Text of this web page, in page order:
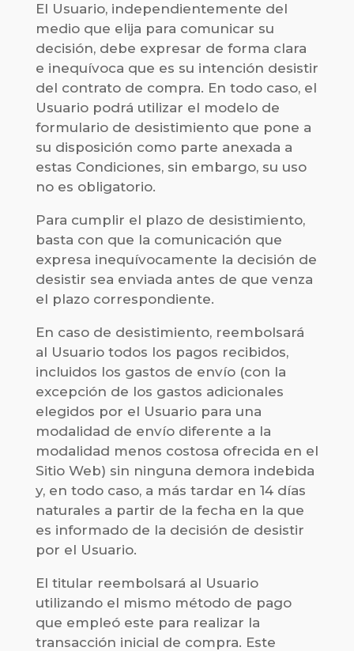
El Usuario, independientemente del
medio que elija para comunicar su
decisión, debe expresar de forma clara
e inequívoca que es su intención desistir
del contrato de compra. En todo caso, el
Usuario podrá utilizar el modelo de
formulario de desistimiento que pone a
su disposición como parte anexada a
estas Condiciones, sin embargo, su uso
no es obligatorio.
Para cumplir el plazo de desistimiento,
basta con que la comunicación que
expresa inequívocamente la decisión de
desistir sea enviada antes de que venza
el plazo correspondiente.
En caso de desistimiento, reembolsará
al Usuario todos los pagos recibidos,
incluidos los gastos de envío (con la
excepción de los gastos adicionales
elegidos por el Usuario para una
modalidad de envío diferente a la
modalidad menos costosa ofrecida en el
Sitio Web) sin ninguna demora indebida
y, en todo caso, a más tardar en 14 días
naturales a partir de la fecha en la que
es informado de la decisión de desistir
por el Usuario.
El titular reembolsará al Usuario
utilizando el mismo método de pago
que empleó este para realizar la
transacción inicial de compra. Este